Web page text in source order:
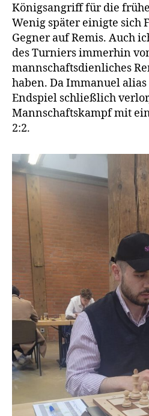
Königsangriff für die
Wenig später einigte sich
Gegner auf Remis. Auch
des Turniers immerhin
mannschaftsdienliches
haben. Da Immanuel alias
Endspiel schließlich
Mannschaftskampf mit
2:2.